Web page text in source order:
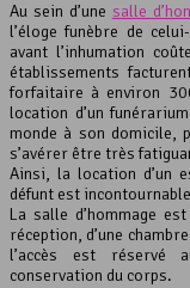
Au sein d’une salle
l’éloge funèbre de
avant l’inhumation
établissements
forfaitaire à environ
location d’un
monde à son domicile,
s’avérer être très
Ainsi, la location d’un
défunt est
La salle d’hommage
réception, d’une
l’accès est réservé
conservation du corps.